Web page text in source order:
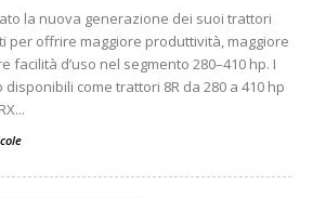
la nuova generazione dei suoi trattori
per offrire maggiore produttività, maggiore
facilità d’uso nel segmento 280–410 hp. I
come trattori 8R da 280 a 410 hp